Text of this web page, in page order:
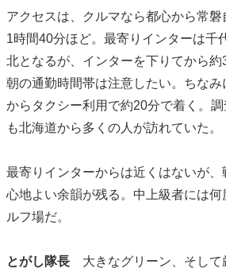
アクセスは、クルマなら都心から常
1時間40分ほど。最寄りインターは千
北となるが、インターを下りてから
朝の通勤時間帯は注意したい。ちな
からタクシー利用で約20分で着く。
も北海道から多くの人が訪れていた。
最寄りインターからは近くはないが
心地よい余韻が残る。中上級者には
ルフ場だ。
とがし隊長 大きなグリーン、そして